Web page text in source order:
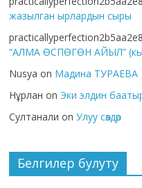
жазылган ырлардын сыры
“АЛМА ӨСПӨГӨН АЙЫЛ”
Nusya on Мадина ТУРАЕВА
Нұрлан on Эки элдин
Султанали onУлуу сөздөр
Белгилер булуту